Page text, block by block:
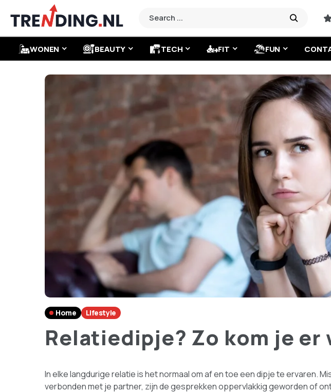
WONEN BEAUTY TECH FIT FUN
Home Lifestyle
Relatiedipje? Zo kom je er
In elke langdurige relatie is het normaal om af en toe een dipje te ervaren.
verbonden met je partner, zijn de gesprekken oppervlakkig geworden of